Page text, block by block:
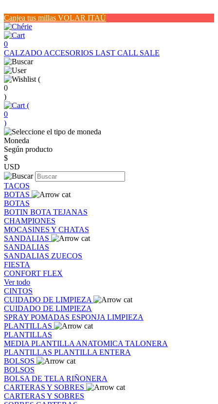
Canjea tus millas VOLAR ITAÚ
0
CALZADO ACCESORIOS LAST CALL SALE
(
0
)
(
0
)
Moneda
Según producto
$
USD
TACOS
BOTAS
BOTAS
BOTIN BOTA TEJANAS
CHAMPIONES
MOCASINES Y CHATAS
SANDALIAS
SANDALIAS
SANDALIAS ZUECOS
FIESTA
CONFORT FLEX
Ver todo
CINTOS
CUIDADO DE LIMPIEZA
CUIDADO DE LIMPIEZA
SPRAY POMADAS ESPONJA LIMPIEZA
PLANTILLAS
PLANTILLAS
MEDIA PLANTILLA ANATOMICA TALONERA
PLANTILLAS PLANTILLA ENTERA
BOLSOS
BOLSOS
BOLSA DE TELA RIÑONERA
CARTERAS Y SOBRES
CARTERAS Y SOBRES